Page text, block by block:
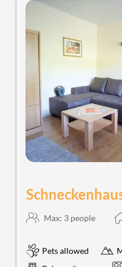
Max: 3 people
Pets allowed